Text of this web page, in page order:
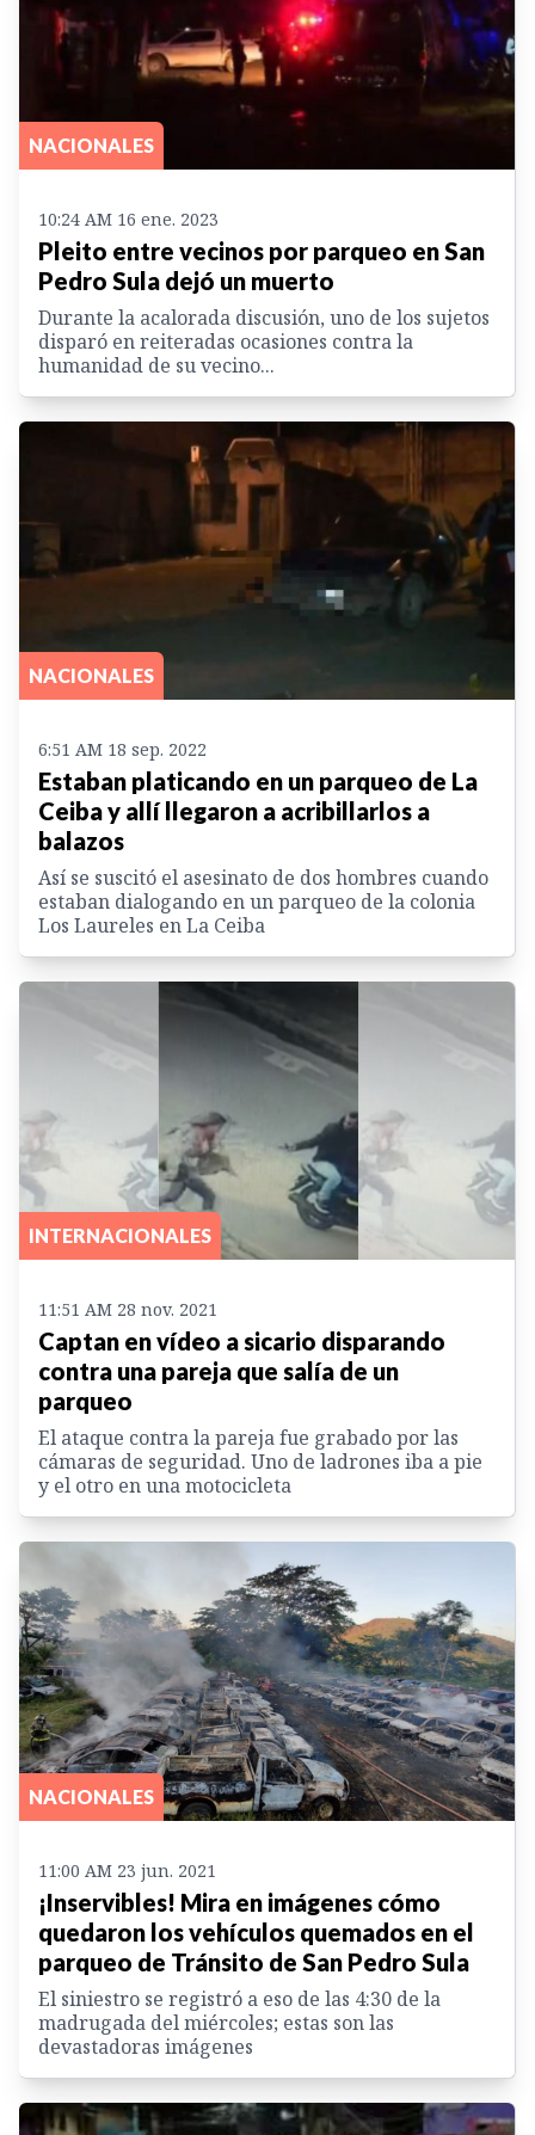
NACIONALES
10:24 AM 16 ene. 2023
Pleito entre vecinos por parqueo en San
Pedro Sula dejó un muerto
Durante la acalorada discusión, uno de los sujetos
disparó en reiteradas ocasiones contra la
humanidad de su vecino...
NACIONALES
6:51 AM 18 sep. 2022
Estaban platicando en un parqueo de La
Ceiba y allí llegaron a acribillarlos a
balazos
Así se suscitó el asesinato de dos hombres cuando
estaban dialogando en un parqueo de la colonia
Los Laureles en La Ceiba
INTERNACIONALES
11:51 AM 28 nov. 2021
Captan en vídeo a sicario disparando
contra una pareja que salía de un
parqueo
El ataque contra la pareja fue grabado por las
cámaras de seguridad. Uno de ladrones iba a pie
y el otro en una motocicleta
NACIONALES
11:00 AM 23 jun. 2021
¡Inservibles! Mira en imágenes cómo
quedaron los vehículos quemados en el
parqueo de Tránsito de San Pedro Sula
El siniestro se registró a eso de las 4:30 de la
madrugada del miércoles; estas son las
devastadoras imágenes